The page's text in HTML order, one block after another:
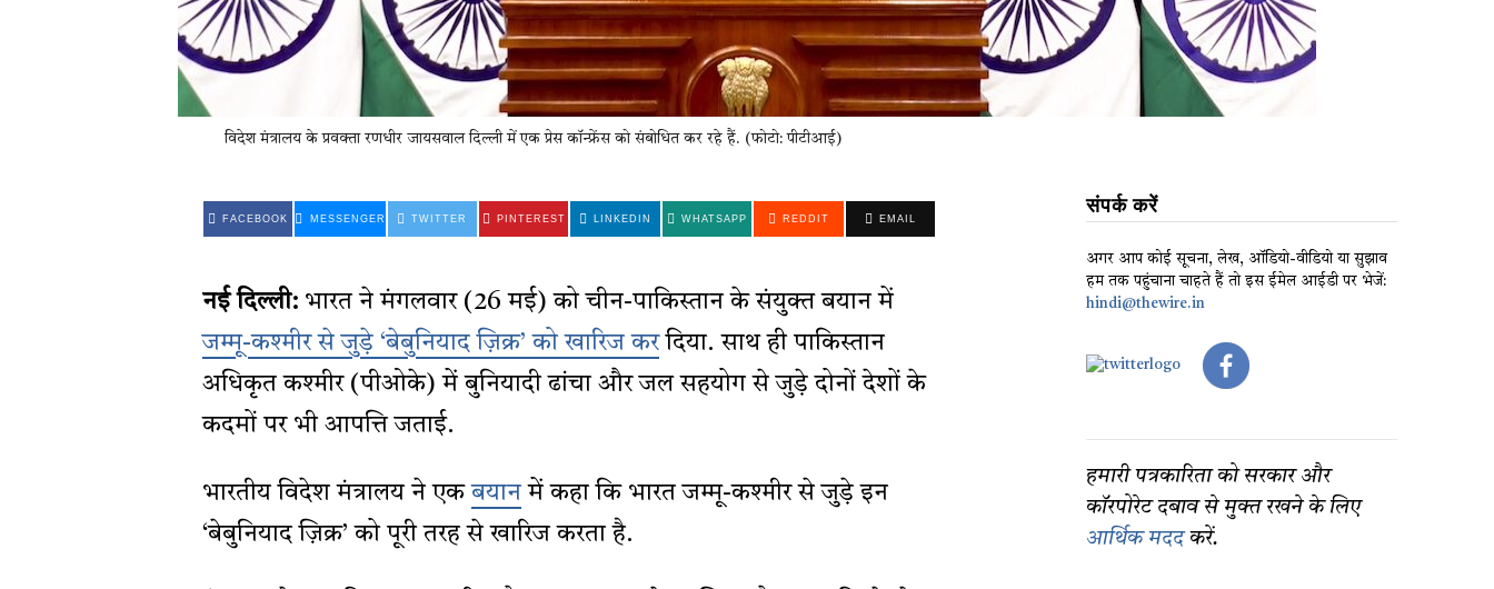
विदेश मंत्रालय के प्रवक्ता रणधीर जायसवाल दिल्ली में एक प्रेस कॉन्फ्रेंस को संबोधित कर रहे हैं. (फोटो: पीटीआई)
FACEBOOK MESSENGER TWITTER PINTEREST LINKEDIN WHATSAPP REDDIT EMAIL
नई दिल्ली: भारत ने मंगलवार (26 मई) को चीन-पाकिस्तान के संयुक्त बयान में
जम्मू-कश्मीर से जुड़े ‘बेबुनियाद ज़िक्र’ को खारिज करदिया. साथ ही पाकिस्तान
अधिकृत कश्मीर (पीओके) में बुनियादी ढांचा और जल सहयोग से जुड़े दोनों देशों के
कदमों पर भी आपत्ति जताई.
भारतीय विदेश मंत्रालय ने एकबयानमें कहा कि भारत जम्मू-कश्मीर से जुड़े इन
‘बेबुनियाद ज़िक्र’ को पूरी तरह से खारिज करता है.
संपर्क करें
अगर आप कोई सूचना, लेख, ऑडियो-वीडियो या सुझाव
हम तक पहुंचाना चाहते हैं तो इस ईमेल आईडी पर भेजें:
hindi@thewire.in
हमारी पत्रकारिता को सरकार और
कॉरपोरेट दबाव से मुक्त रखने के लिए
आर्थिक मददकरें.